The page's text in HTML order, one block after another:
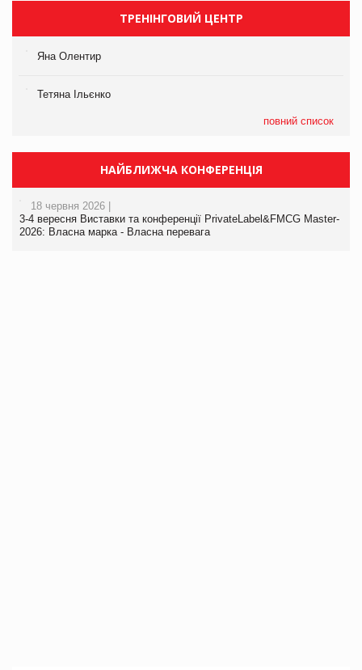
ТРЕНІНГОВИЙ ЦЕНТР
Яна Олентир
Тетяна Ільєнко
повний список
НАЙБЛИЖЧА КОНФЕРЕНЦІЯ
18 червня 2026 |
3-4 вересня Виставки та конференції PrivateLabel&FMCG Master-
2026: Власна марка - Власна перевага